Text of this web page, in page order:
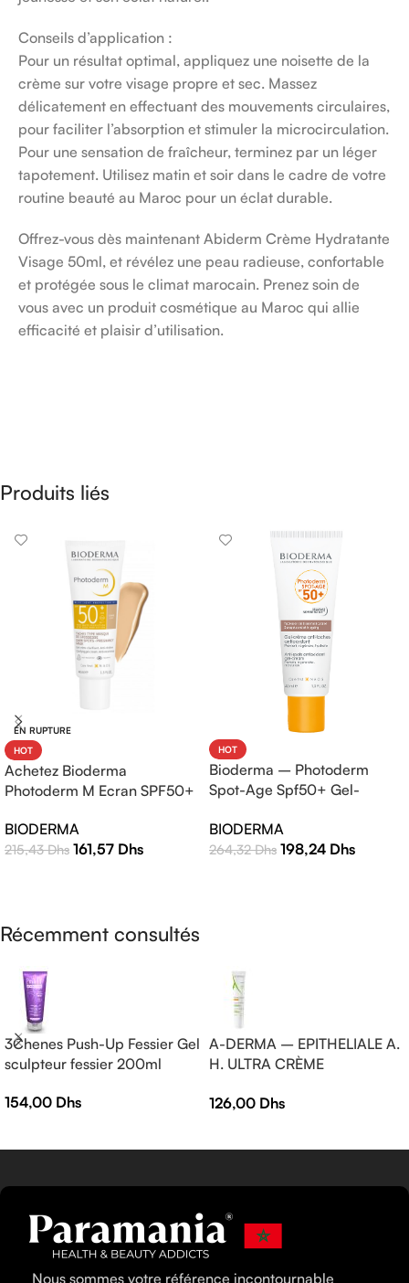
Conseils d’application :
Pour un résultat optimal, appliquez une noisette de la
crème sur votre visage propre et sec. Massez
délicatement en effectuant des mouvements circulaires,
pour faciliter l’absorption et stimuler la microcirculation.
Pour une sensation de fraîcheur, terminez par un léger
tapotement. Utilisez matin et soir dans le cadre de votre
routine beauté au Maroc pour un éclat durable.
Offrez-vous dès maintenant Abiderm Crème Hydratante
Visage 50ml, et révélez une peau radieuse, confortable
et protégée sous le climat marocain. Prenez soin de
vous avec un produit cosmétique au Maroc qui allie
efficacité et plaisir d’utilisation.
Produits liés
EN RUPTURE
HOT
Achetez Bioderma
Photoderm M Ecran SPF50+
Protection Solaire Haute
Efficacité
BIODERMA
215,43Dhs 161,57 Dhs
HOT
Bioderma – Photoderm
Spot-Age Spf50+ Gel-
BIODERMA
264,32Dhs 198,24 Dhs
Récemment consultés
3Chenes Push-Up Fessier Gel
sculpteur fessier 200ml
154,00 Dhs
A-DERMA – EPITHELIALE A.
H. ULTRA CRÈME
— Crème réparatrice —
126,00 Dhs
Nous sommes votre référence incontournable